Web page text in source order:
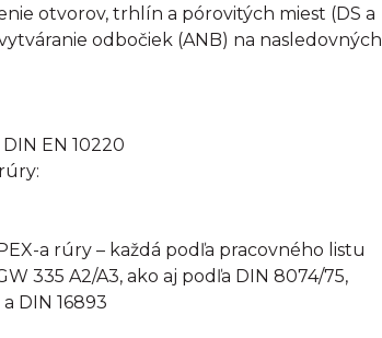
otvorov, trhlín a pórovitých miest (DS a
odbočiek (ANB) na nasledovných
DIN EN 10220
a rúry – každá podľa pracovného listu
335 A2/A3, ako aj podľa DIN 8074/75,
a DIN 16893